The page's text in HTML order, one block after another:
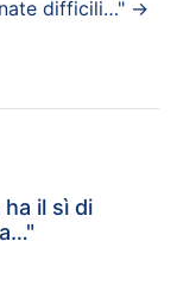
difficili…"→
ha il sì di